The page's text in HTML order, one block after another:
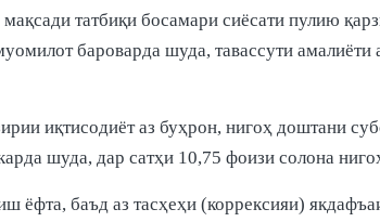
татбиқи босамари сиёсати пулию
бароварда шуда, тавассути
иқтисодиёт аз буҳрон, нигоҳ доштани
шуда, дар сатҳи 10,75 фоизи солона
ёфта, баъд аз тасҳеҳи (коррексияи)